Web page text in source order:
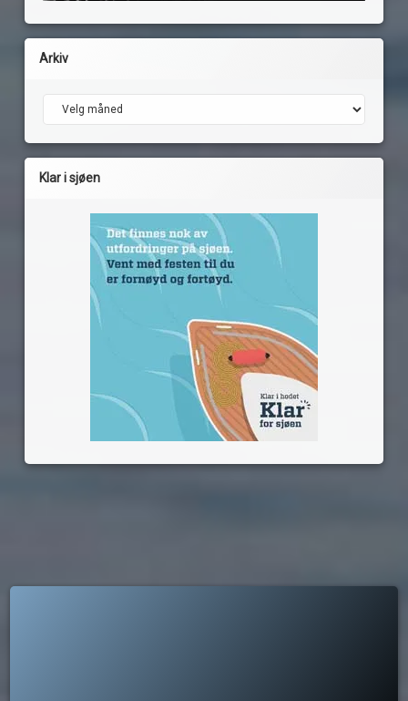
Arkiv
Arkiv
Klar i sjøen